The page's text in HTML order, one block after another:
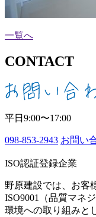
一覧へ
CONTACT
平日9:00〜17:00
098-853-2943 お問い
ISO認証登録企業
野原建設では、お客
ISO9001（品質マネ
環境への取り組みと